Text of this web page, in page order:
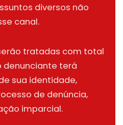
diversos não
canal.
tratadas com total
denunciante terá
sua identidade,
de denúncia,
imparcial.